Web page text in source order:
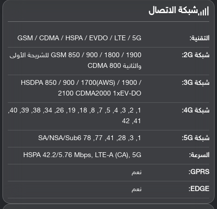
شبكة الاتصال
التقنية: GSM / CDMA / HSPA / EVDO / LTE / 5G
شبكة 2G:
GSM 850 / 900 / 1800 / 1900 للشريحة الأولى
والثانية CDMA 800
شبكة 3G :
HSDPA 850 / 900 / 1700(AWS) / 1900 /
2100 CDMA2000 1xEV-DO
شبكة 4G :
1, 2, 3, 4, 5, 7, 8, 18, 19, 26, 34, 38, 39, 40,
41, 42
شبكة 5G :
1, 3, 28, 41, 77, 78 SA/NSA/Sub6
السرعة: HSPA 42.2/5.76 Mbps, LTE-A (CA), 5G
GPRS: نعم
EDGE: نعم